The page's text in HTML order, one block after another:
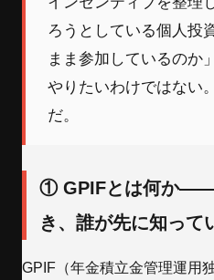
ろうとしている個人投
まま参加しているのか
やりたいわけではない
だ。
① GPIFとは何か
き、誰が先に知って
GPIF（年金積立金管理運用